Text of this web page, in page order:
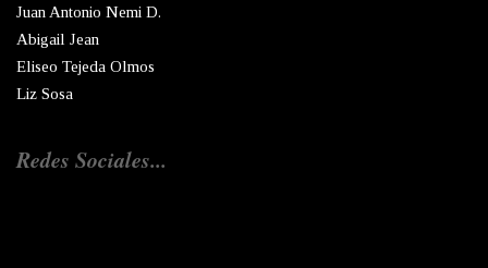
Juan Antonio Nemi D.
Abigail Jean
Eliseo Tejeda Olmos
Liz Sosa
Redes Sociales...